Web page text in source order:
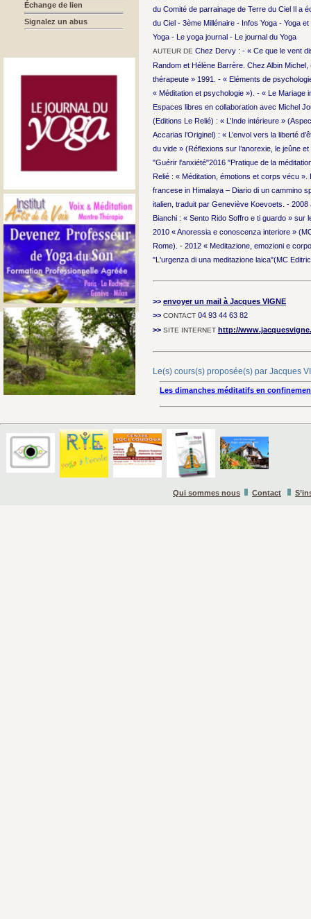
Échange de lien
Signalez un abus
du Comité de parrainage de Terre du Ciel Il a
du Ciel - 3ème Millénaire - Infos Yoga - Yoga
Yoga - Le yoga journal - Le journal du Yoga
AUTEUR DE Chez Dervy : - « Ce que le vent
Random et Hélène Barrère. Chez Albin
thérapeute » 1991. - « Eléments de
« Méditation et psychologie »). - « Le Mariage
Espaces libres en collaboration avec Michel
(Editions Le Relié) : « L’Inde intérieure »
Accarias l’Originel) : « L’envol vers la liberté
du vide » (Réflexions sur l’anorexie, le jeûne
"Guérir l'anxiété"2016 "Pratique de la
Relié : « Méditation, émotions et corps vécu
francese in Himalaya – Diario di un cammino
italien, traduit par Geneviève Koevoets. -
Bianchi : « Sento Rido Soffro e ti guardo »
2010 « Anoressia e conoscenza interiore »
Rome). - 2012 « Meditazione, emozioni e
"L'urgenza di una meditazione laica"(MC
>> envoyer un mail à Jacques VIGNE
>> CONTACT 04 93 44 63 82
>> SITE INTERNET http://
Le(s) cours(s) proposée(s) par Jacques
Les dimanches méditatifs en
Qui sommes nous Contact